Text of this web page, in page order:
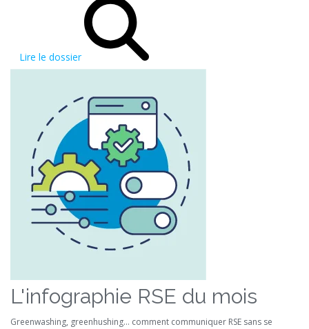
Lire le dossier
L'infographie RSE du mois
Greenwashing, greenhushing… comment communiquer RSE sans se